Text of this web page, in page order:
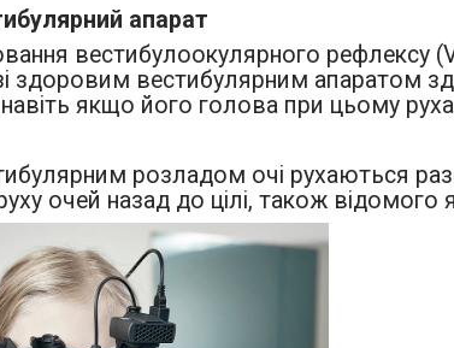
апарат
вестибулоокулярного рефлексу
здоровим вестибулярним апаратом
навіть якщо його голова при цьому
розладом очі рухаються
очей назад до цілі, також відомого